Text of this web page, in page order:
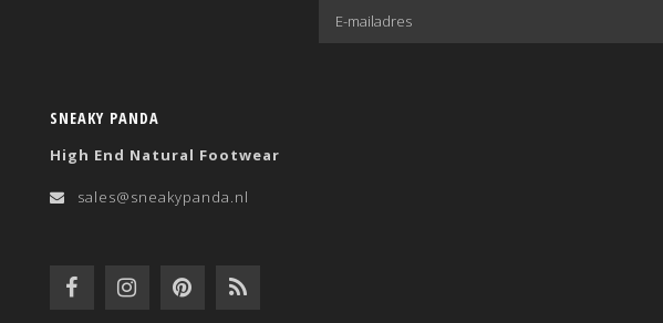
SNEAKY PANDA
High End Natural Footwear
sales@sneakypanda.nl